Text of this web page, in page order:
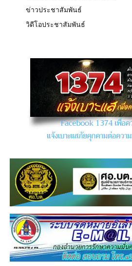
ข่าวประชาสัมพันธ์
วิดีโอประชาสัมพันธ์